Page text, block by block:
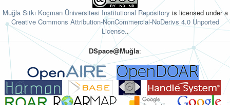
Muğla Sıtkı Koçman Üniversitesi Institutional Repository is licensed under a
Creative Commons Attribution-NonCommercial-NoDerivs 4.0 Unported
License..
DSpace@Muğla: